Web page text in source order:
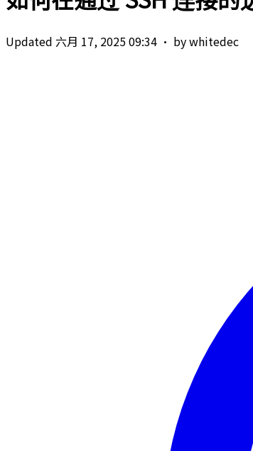
Updated 六月 17, 2025 09:34 · by whitedec